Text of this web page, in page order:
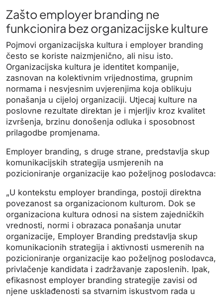
Zašto employer branding ne
funkcionira bez organizacijske kulture
Pojmovi organizacijska kultura i employer branding
često se koriste naizmjenično, ali nisu isto.
Organizacijska kultura je identitet kompanije,
zasnovan na kolektivnim vrijednostima, grupnim
normama i nesvjesnim uvjerenjima koja oblikuju
ponašanja u cijeloj organizaciji. Utjecaj kulture na
poslovne rezultate direktan je i mjerljiv kroz kvalitet
izvršenja, brzinu donošenja odluka i sposobnost
prilagodbe promjenama.
Employer branding, s druge strane, predstavlja skup
komunikacijskih strategija usmjerenih na
pozicioniranje organizacije kao poželjnog poslodavca:
„U kontekstu employer brandinga, postoji direktna
povezanost sa organizacionom kulturom. Dok se
organizaciona kultura odnosi na sistem zajedničkih
vrednosti, normi i obrazaca ponašanja unutar
organizacije, Employer Branding predstavlja skup
komunikacionih strategija i aktivnosti usmerenih na
pozicioniranje organizacije kao poželjnog poslodavca,
privlačenje kandidata i zadržavanje zaposlenih. Ipak,
efikasnost employer branding strategije zavisi od
njene usklađenosti sa stvarnim iskustvom rada u